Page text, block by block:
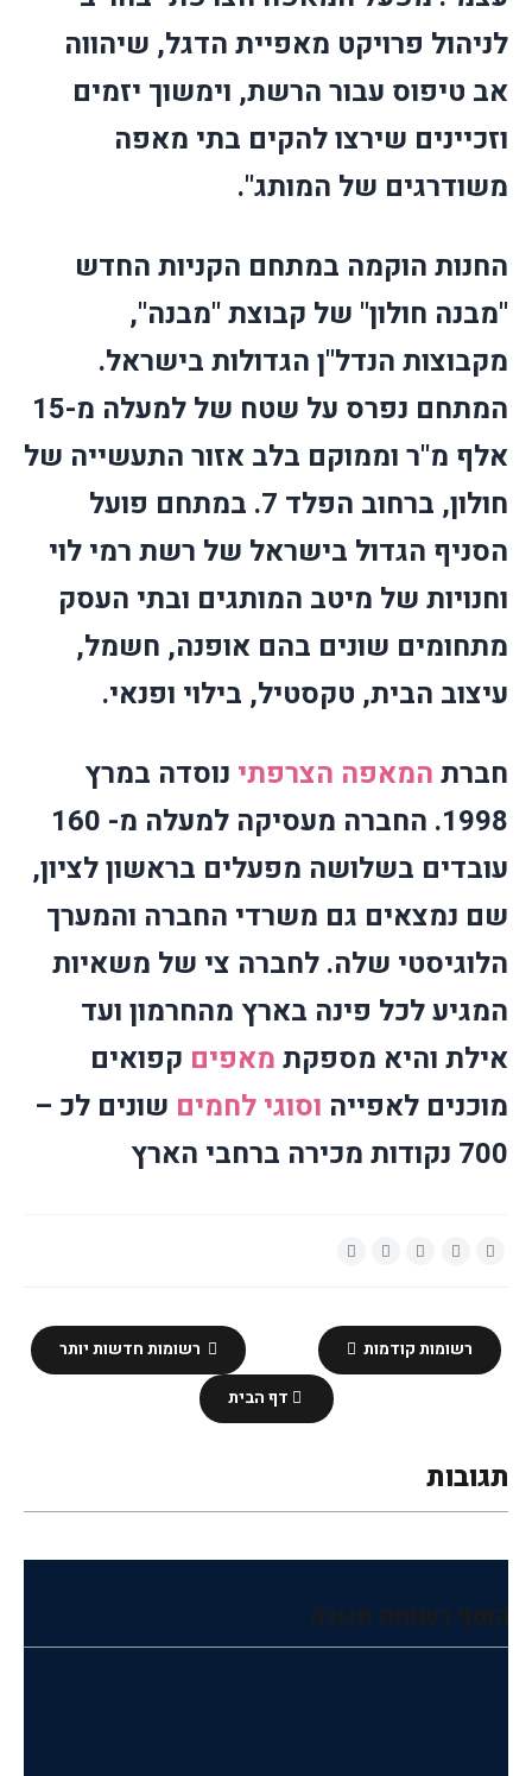
לניהול פרויקט מאפיית הדגל, שיהווה
אב טיפוס עבור הרשת, וימשוך יזמים
וזכיינים שירצו להקים בתי מאפה
משודרגים של המותג".
החנות הוקמה במתחם הקניות החדש
"מבנה חולון" של קבוצת "מבנה",
מקבוצות הנדל"ן הגדולות בישראל.
המתחם נפרס על שטח של למעלה מ-15
אלף מ"ר וממוקם בלב אזור התעשייה של
חולון, ברחוב הפלד 7. במתחם פועל
הסניף הגדול בישראל של רשת רמי לוי
וחנויות של מיטב המותגים ובתי העסק
מתחומים שונים בהם אופנה, חשמל,
עיצוב הבית, טקסטיל, בילוי ופנאי.
חברת המאפה הצרפתי נוסדה במרץ
1998. החברה מעסיקה למעלה מ- 160
עובדים בשלושה מפעלים בראשון לציון,
שם נמצאים גם משרדי החברה והמערך
הלוגיסטי שלה. לחברה צי של משאיות
המגיע לכל פינה בארץ מהחרמון ועד
אילת והיא מספקת מאפים קפואים
מוכנים לאפייה וסוגי לחמים שונים לכ –
700 נקודות מכירה ברחבי הארץ
רשומות חדשות יותר רשומות קודמות
דף הבית
תגובות
הוסף רשומת תגובה